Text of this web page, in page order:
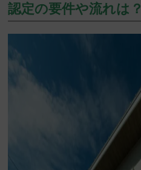
認定の要件や流れは？